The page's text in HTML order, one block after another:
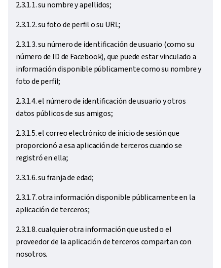
2.3.1.1. su nombre y apellidos;
2.3.1.2. su foto de perfil o su URL;
2.3.1.3. su número de identificación de usuario (como su
número de ID de Facebook), que puede estar vinculado a
información disponible públicamente como su nombre y
foto de perfil;
2.3.1.4. el número de identificación de usuario y otros
datos públicos de sus amigos;
2.3.1.5. el correo electrónico de inicio de sesión que
proporcionó a esa aplicación de terceros cuando se
registró en ella;
2.3.1.6. su franja de edad;
2.3.1.7. otra información disponible públicamente en la
aplicación de terceros;
2.3.1.8. cualquier otra información que usted o el
proveedor de la aplicación de terceros compartan con
nosotros.